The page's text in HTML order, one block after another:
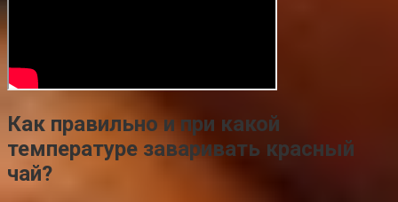
Как правильно и при какой
температуре заваривать красный
чай?